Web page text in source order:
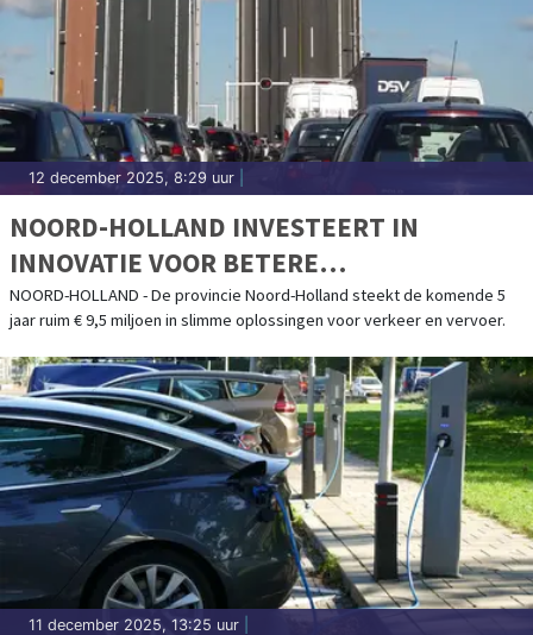
12 december 2025, 8:29 uur
NOORD-HOLLAND INVESTEERT IN
INNOVATIE VOOR BETERE
BEREIKBAARHEID EN VEILIGHEID
NOORD-HOLLAND - De provincie Noord-Holland steekt de komende 5
jaar ruim € 9,5 miljoen in slimme oplossingen voor verkeer en vervoer.
11 december 2025, 13:25 uur